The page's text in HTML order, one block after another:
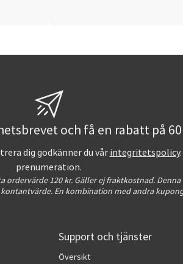
och få en rabatt på
dig godkänner du vårintegritetspolicy
prenumeration.
ordervärde 120 kr. Gäller ej fraktkostnad.
En kombination med andra
Support och tjänster
Översikt